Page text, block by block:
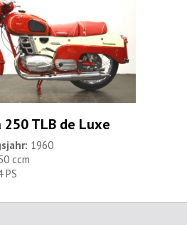
250 TLB de Luxe
1960
ccm
PS